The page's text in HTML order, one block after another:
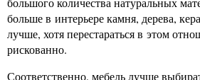
больше в интерьере камня, дерева,
лучше, хотя перестараться в этом
рискованно.
Соответственно, мебель лучше